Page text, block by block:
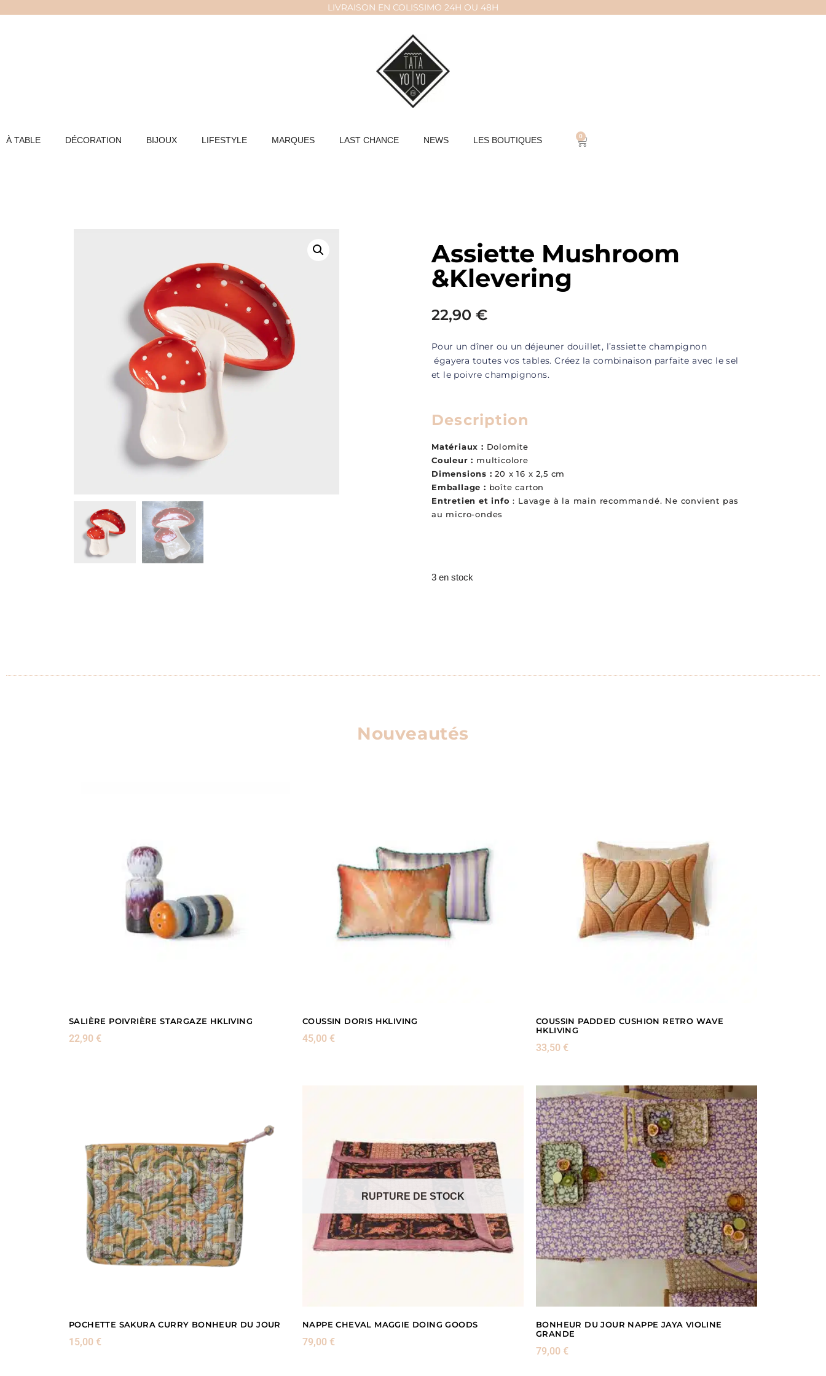
LIVRAISON EN COLISSIMO 24H OU 48H
À TABLE DÉCORATION BIJOUX LIFESTYLE MARQUES LAST CHANCE NEWS LES BOUTIQUES 0
Assiette Mushroom
&Klevering
22,90 €
Pour un dîner ou un déjeuner douillet, l’assiette champignon
égayera toutes vos tables. Créez la combinaison parfaite avec le sel
et le poivre champignons.
Description
Matériaux : Dolomite
Couleur : multicolore
Dimensions : 20 x 16 x 2,5 cm
Emballage : boîte carton
Entretien et info : Lavage à la main recommandé. Ne convient pas
au micro-ondes
3 en stock
Nouveautés
SALIÈRE POIVRIÈRE STARGAZE HKLIVING
22,90 €
COUSSIN DORIS HKLIVING
45,00 €
COUSSIN PADDED CUSHION RETRO WAVE
HKLIVING
33,50 €
POCHETTE SAKURA CURRY BONHEUR DU JOUR
15,00 €
RUPTURE DE STOCK
NAPPE CHEVAL MAGGIE DOING GOODS
79,00 €
BONHEUR DU JOUR NAPPE JAYA VIOLINE
GRANDE
79,00 €